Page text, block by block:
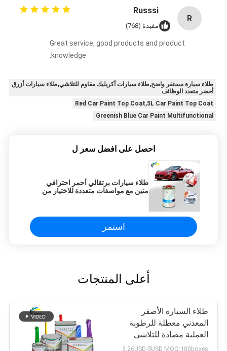
R
Russsi
مفيدة (768)
Great service, good products and product
knowledge.
طلاء سيارة مستقر واضح,طلاء سيارات أكريليك مقاوم للتلاشي,طلاء سيارات أزرق
أخضر متعدد الوظائف
Red Car Paint Top Coat,5L Car Paint Top Coat
Greenish Blue Car Paint Multifunctional
احصل على افضل سعر ل
طلاء سيارات برتقالي أحمر احترافي
متين مع مواصفات متعددة للاختيار من
استمر
أعلى المنتجات
طلاء السيارة الأصفر
المعدني معطلة للرطوبة
العملية مضادة للتلاشي
3.26USD-5USD MOQ:100boxes